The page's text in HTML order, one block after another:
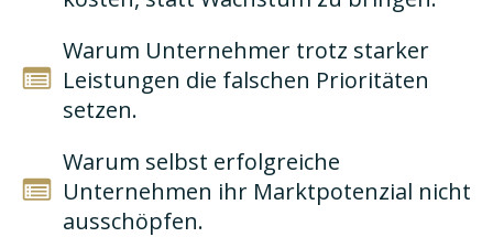
Warum Unternehmer trotz starker
Leistungen die falschen Prioritäten
setzen.
Warum selbst erfolgreiche
Unternehmen ihr Marktpotenzial nicht
ausschöpfen.